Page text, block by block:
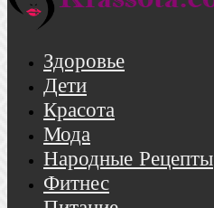
Здоровье
Дети
Красота
Мода
Народные Рецепты
Фитнес